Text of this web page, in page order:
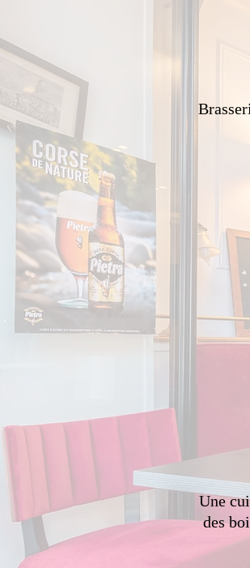
Une
des